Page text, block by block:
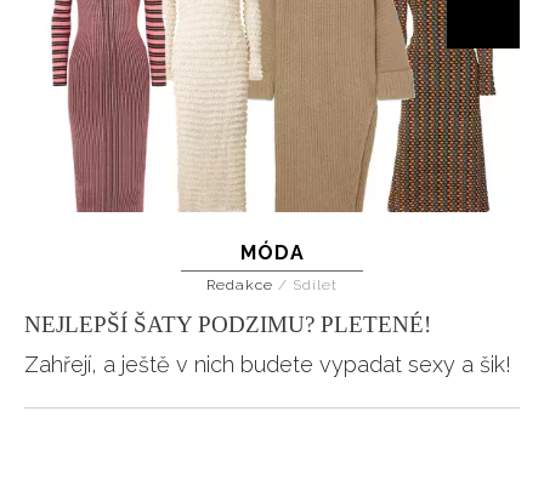
INFORMACE
REDAKCE
MÓDA
Redakce / Sdílet
NEJLEPŠÍ ŠATY PODZIMU? PLETENÉ!
Zahřejí, a ještě v nich budete vypadat sexy a šik!